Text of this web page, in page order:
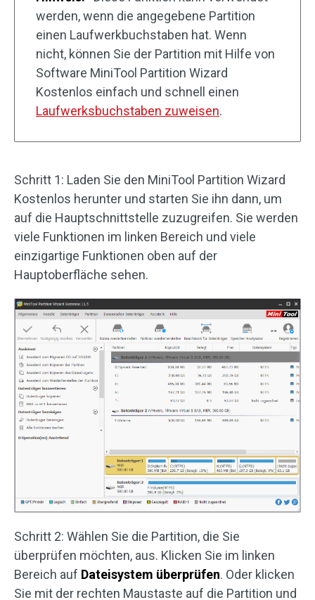
werden, wenn die angegebene Partition
einen Laufwerkbuchstaben hat. Wenn
nicht, können Sie der Partition mit Hilfe von
Software MiniTool Partition Wizard
Kostenlos einfach und schnell einen
Laufwerksbuchstaben zuweisen.
Schritt 1: Laden Sie den MiniTool Partition Wizard
Kostenlos herunter und starten Sie ihn dann, um
auf die Hauptschnittstelle zuzugreifen. Sie werden
viele Funktionen im linken Bereich und viele
einzigartige Funktionen oben auf der
Hauptoberfläche sehen.
Schritt 2: Wählen Sie die Partition, die Sie
überprüfen möchten, aus. Klicken Sie im linken
Bereich auf Dateisystem überprüfen. Oder klicken
Sie mit der rechten Maustaste auf die Partition und